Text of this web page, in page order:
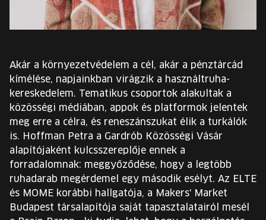
KOSÁR
EN
Change
language:
EN
Akár a környezetvédelem a cél, akár a pénztárcád
kímélése, napjainkban virágzik a használtruha-
kereskedelem. Tematikus csoportok alakultak a
közösségi médiában, appok és platformok jelentek
meg erre a célra, és reneszánszukat élik a turkálók
is. Hoffman Petra a Gardrób Közösségi Vásár
alapítójaként kulcsszereplője ennek a
forradalomnak: meggyőződése, hogy a legtöbb
ruhadarab megérdemel egy második esélyt. Az ELTE
és MOME korábbi hallgatója, a Makers' Market
Budapest társalapítója saját tapasztalatairól mesél